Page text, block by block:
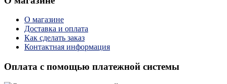
О магазине
Доставка и оплата
Как сделать заказ
Контактная информация
Оплата с помощью платежной системы